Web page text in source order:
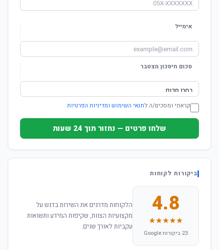
אימייל
סכום חיסכון מצטבר
קראתי ומסכים/ה לתנאי השימוש ומדיניות הפרטיות
שלחו פרטים — נחזור תוך 24 שעות
ביקורות לקוחות
4.8
★★★★★
23 ביקורות Google
הלקוחות מדרגים את השירות בדגש על
מקצועיות הצוות, שקיפות המידע ותשואות
עקביות לאורך שנים.